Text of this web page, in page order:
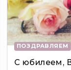
ПОЗДРАВЛЯЕМ
С юбилеем,